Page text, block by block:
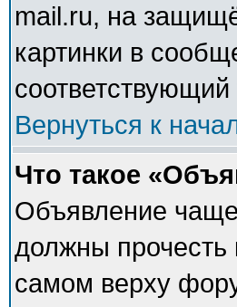
mail.ru, на
картинки в
Вернуться к
Что такое
Объявление
должны прочесть
самом верху